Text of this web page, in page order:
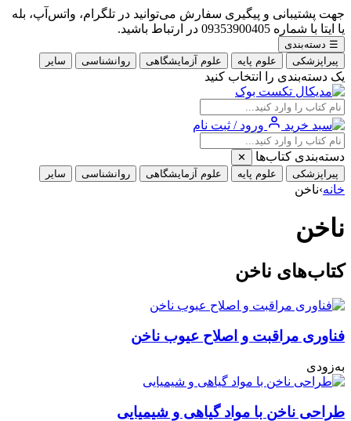
جهت پشتیبانی و پیگیری سفارش می‌توانید در تلگرام، واتس‌آپ، بله
یا ایتا با شماره 09353900405 در ارتباط باشید.
☰ دسته‌بندی
پیراپزشکی
علوم پایه علوم آزمایشگاهی روانشناسی سایر
یک دسته‌بندی را انتخاب کنید
ورود / ثبت نام
دسته‌بندی کتاب‌ها
✕
پیراپزشکی
علوم پایه علوم آزمایشگاهی روانشناسی سایر
خانه›ناخن
ناخن
کتاب‌های ناخن
فناوری مراقبت و اصلاح عیوب ناخن
به‌زودی
طراحی ناخن با مواد گیاهی و شیمیایی